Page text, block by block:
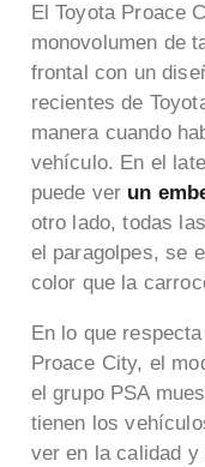
El Toyota Proace
monovolumen de
frontal con un
recientes de
manera cuando
vehículo. En el
puede ver un
otro lado, todas
el paragolpes, se
color que la
En lo que
Proace City, el
el grupo PSA
tienen los
ver en la calidad